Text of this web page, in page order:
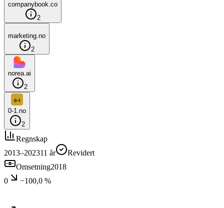
companybook.co
2
marketing.no
2
norea.ai
2
0-1.no
2
Regnskap
2013–202311 år
Revidert
Omsetning2018
0
−100,0 %